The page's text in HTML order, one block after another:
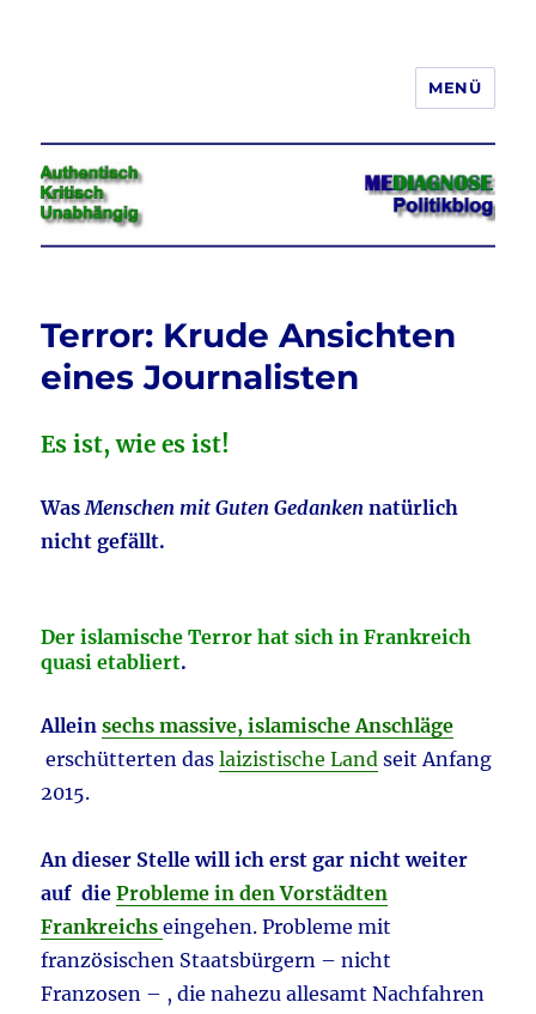
Jeder hat das Recht, seine
Meinung in Wort, Schrift und Bild
frei zu äußern und zu verbreiten
MENÜ
Terror: Krude Ansichten
eines Journalisten
Es ist, wie es ist!
WasMenschen mit Guten Gedanken natürlich
nicht gefällt.
Der islamische Terror hat sich in Frankreich
quasi etabliert.
Alleinsechs massive, islamische Anschläge
erschütterten daslaizistische Land seit Anfang
2015.
An dieser Stelle will ich erst gar nicht weiter
auf die Probleme in den Vorstädten
Frankreichs eingehen. Probleme mit
französischen Staatsbürgern – nicht
Franzosen – , die nahezu allesamt Nachfahren